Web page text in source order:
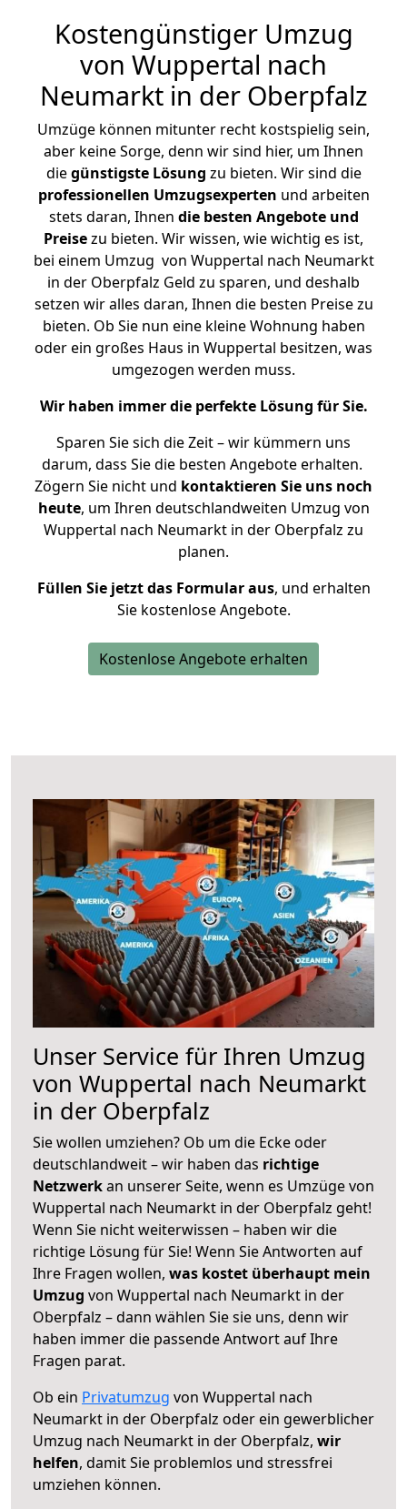
Kostengünstiger Umzug
von Wuppertal nach
Neumarkt in der Oberpfalz
Umzüge können mitunter recht kostspielig sein,
aber keine Sorge, denn wir sind hier, um Ihnen
diegünstigste Lösung zu bieten. Wir sind die
professionellen Umzugsexperten und arbeiten
stets daran, Ihnen die besten Angebote und
Preisezu bieten. Wir wissen, wie wichtig es ist,
bei einem Umzug von Wuppertal nach Neumarkt
in der Oberpfalz Geld zu sparen, und deshalb
setzen wir alles daran, Ihnen die besten Preise zu
bieten. Ob Sie nun eine kleine Wohnung haben
oder ein großes Haus in Wuppertal besitzen, was
umgezogen werden muss.
Wir haben immer die perfekte Lösung für Sie.
Sparen Sie sich die Zeit – wir kümmern uns
darum, dass Sie die besten Angebote erhalten.
Zögern Sie nicht und kontaktieren Sie uns noch
heute, um Ihren deutschlandweiten Umzug von
Wuppertal nach Neumarkt in der Oberpfalz zu
planen.
Füllen Sie jetzt das Formular aus, und erhalten
Sie kostenlose Angebote.
Kostenlose Angebote erhalten
Unser Service für Ihren Umzug
von Wuppertal nach Neumarkt
in der Oberpfalz
Sie wollen umziehen? Ob um die Ecke oder
deutschlandweit – wir haben das richtige
Netzwerkan unserer Seite, wenn es Umzüge von
Wuppertal nach Neumarkt in der Oberpfalz geht!
Wenn Sie nicht weiterwissen – haben wir die
richtige Lösung für Sie! Wenn Sie Antworten auf
Ihre Fragen wollen, was kostet überhaupt mein
Umzug von Wuppertal nach Neumarkt in der
Oberpfalz – dann wählen Sie sie uns, denn wir
haben immer die passende Antwort auf Ihre
Fragen parat.
Ob ein Privatumzug von Wuppertal nach
Neumarkt in der Oberpfalz oder ein gewerblicher
Umzug nach Neumarkt in der Oberpfalz, wir
helfen, damit Sie problemlos und stressfrei
umziehen können.